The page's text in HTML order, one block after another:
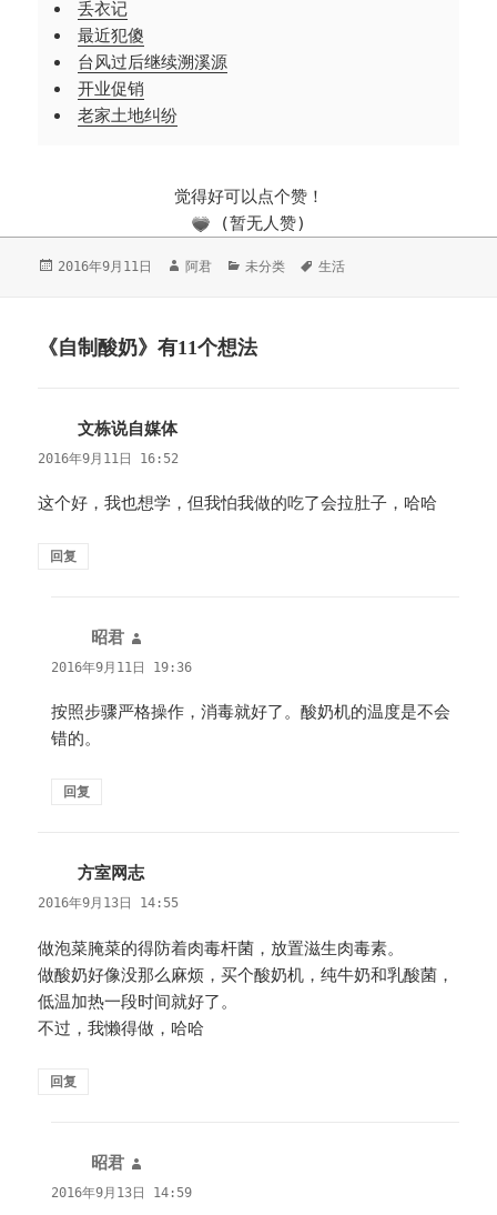
丢衣记
最近犯傻
台风过后继续溯溪源
开业促销
老家土地纠纷
觉得好可以点个赞！
(暂无人赞)
发
2016年9月11日
作
阿君
分
未分类
标
生活
《自制酸奶》有11个想法
文栋说自媒体说
2016年9月11日 16:52
这个好，我也想学，但我怕我做的吃了会拉肚子，哈哈
回复
昭君
道：
2016年9月11日 19:36
按照步骤严格操作，消毒就好了。酸奶机的温度是不会
错的。
回复
方室网志说
道：
2016年9月13日 14:55
做泡菜腌菜的得防着肉毒杆菌，放置滋生肉毒素。
做酸奶好像没那么麻烦，买个酸奶机，纯牛奶和乳酸菌，
低温加热一段时间就好了。
不过，我懒得做，哈哈
回复
昭君
道：
2016年9月13日 14:59